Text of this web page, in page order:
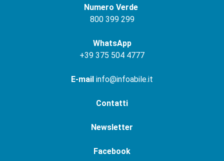
Numero Verde
800 399 299
WhatsApp
+39 375 504 4777
E-mail info@infoabile.it
Contatti
Newsletter
Facebook